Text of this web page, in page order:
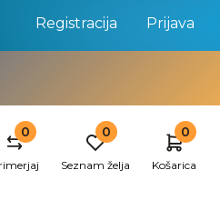
Registracija Prijava
0 0
Seznam želja
0
Košarica